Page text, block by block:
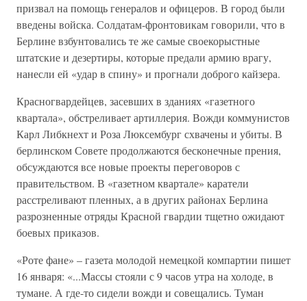
призвал на помощь генералов и офицеров. В город были
введены войска. Солдатам-фронтовикам говорили, что в
Берлине взбунтовались те же самые своекорыстные
штатские и дезертиры, которые предали армию врагу,
нанесли ей «удар в спину» и прогнали доброго кайзера.
Красногвардейцев, засевших в зданиях «газетного
квартала», обстреливает артиллерия. Вожди коммунистов
Карл Либкнехт и Роза Люксембург схвачены и убиты. В
берлинском Совете продолжаются бесконечные прения,
обсуждаются все новые проекты переговоров с
правительством. В «газетном квартале» каратели
расстреливают пленных, а в других районах Берлина
разрозненные отряды Красной гвардии тщетно ожидают
боевых приказов.
«Роте фане» – газета молодой немецкой компартии пишет
16 января: «...Массы стояли с 9 часов утра на холоде, в
тумане. А где-то сидели вожди и совещались. Туман